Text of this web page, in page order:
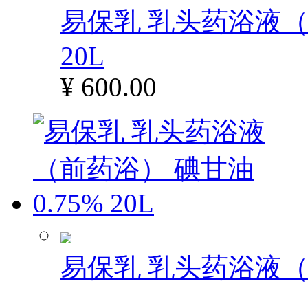
易保乳 乳头药浴液
20L
¥ 600.00
易保乳 乳头药浴液